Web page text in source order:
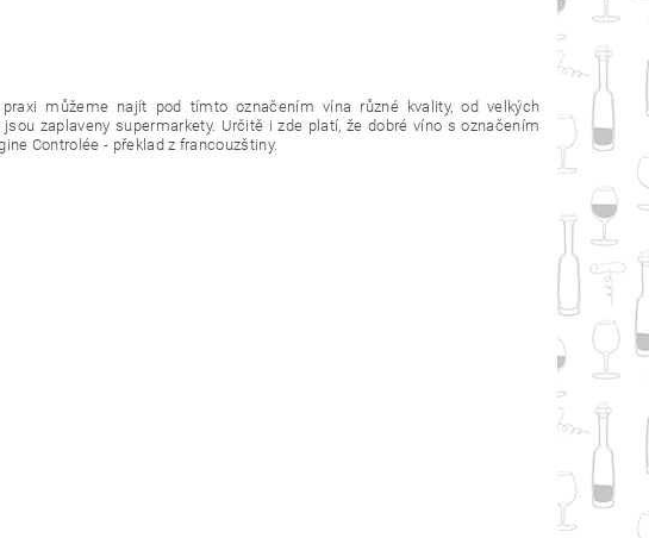
můžeme najít pod tímto označením vína různé kvality, od velkých
zaplaveny supermarkety. Určitě i zde platí, že dobré víno s označením
Controlée - překlad z francouzštiny.